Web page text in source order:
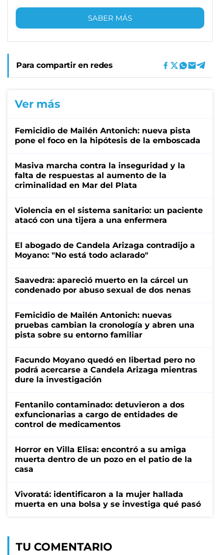
SABER MÁS
Para compartir en redes
Ver más
Femicidio de Mailén Antonich: nueva pista
pone el foco en la hipótesis de la emboscada
Masiva marcha contra la inseguridad y la
falta de respuestas al aumento de la
criminalidad en Mar del Plata
Violencia en el sistema sanitario: un paciente
atacó con una tijera a una enfermera
El abogado de Candela Arizaga contradijo a
Moyano: "No está todo aclarado"
Saavedra: apareció muerto en la cárcel un
condenado por abuso sexual de dos nenas
Femicidio de Mailén Antonich: nuevas
pruebas cambian la cronología y abren una
pista sobre su entorno familiar
Facundo Moyano quedó en libertad pero no
podrá acercarse a Candela Arizaga mientras
dure la investigación
Fentanilo contaminado: detuvieron a dos
exfuncionarias a cargo de entidades de
control de medicamentos
Horror en Villa Elisa: encontró a su amiga
muerta dentro de un pozo en el patio de la
casa
Vivoratá: identificaron a la mujer hallada
muerta en una bolsa y se investiga qué pasó
TU COMENTARIO